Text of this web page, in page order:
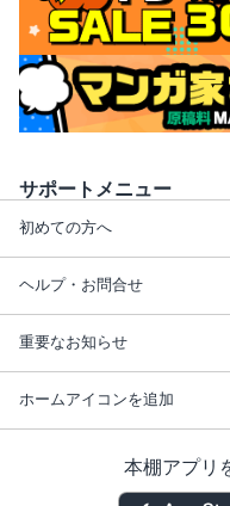
サポートメニュー
初めての方へ
ヘルプ・お問合せ
重要なお知らせ
ホームアイコンを追加
本棚アプリ